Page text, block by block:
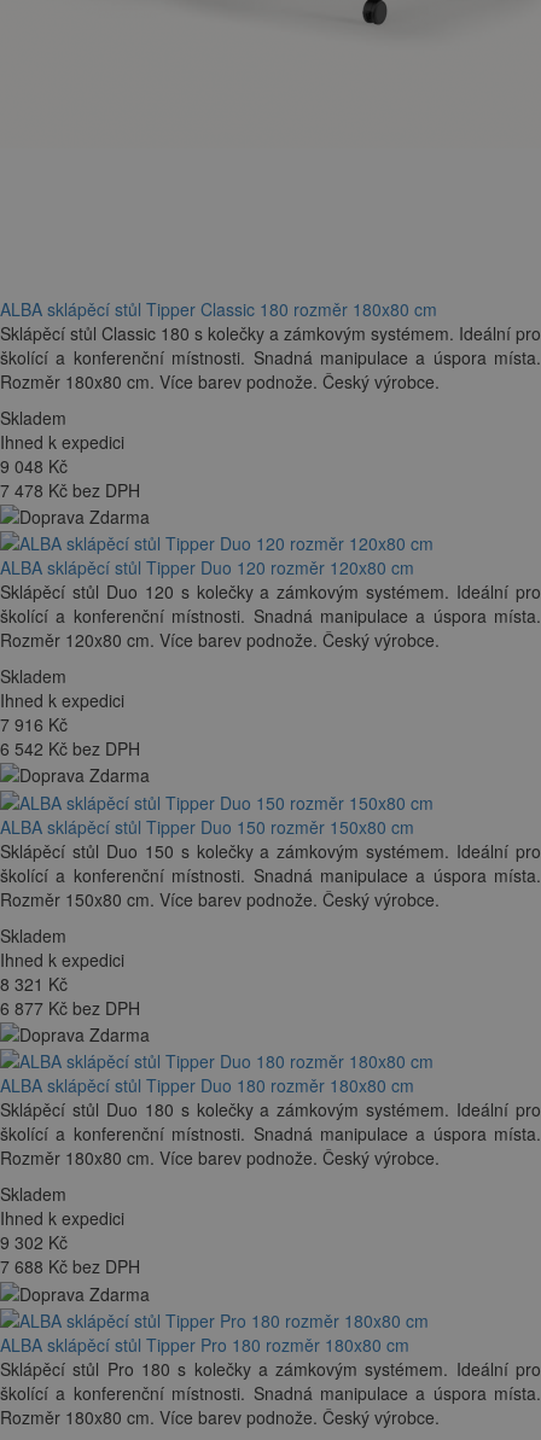
ALBA sklápěcí stůl Tipper Classic 180 rozměr 180x80 cm
Sklápěcí stůl Classic 180 s kolečky a zámkovým systémem. Ideální pro
školící a konferenční místnosti. Snadná manipulace a úspora místa.
Rozměr 180x80 cm. Více barev podnože. Český výrobce.
Skladem
Ihned k expedici
9 048 Kč
7 478 Kč bez DPH
ALBA sklápěcí stůl Tipper Duo 120 rozměr 120x80 cm
Sklápěcí stůl Duo 120 s kolečky a zámkovým systémem. Ideální pro
školící a konferenční místnosti. Snadná manipulace a úspora místa.
Rozměr 120x80 cm. Více barev podnože. Český výrobce.
Skladem
Ihned k expedici
7 916 Kč
6 542 Kč bez DPH
ALBA sklápěcí stůl Tipper Duo 150 rozměr 150x80 cm
Sklápěcí stůl Duo 150 s kolečky a zámkovým systémem. Ideální pro
školící a konferenční místnosti. Snadná manipulace a úspora místa.
Rozměr 150x80 cm. Více barev podnože. Český výrobce.
Skladem
Ihned k expedici
8 321 Kč
6 877 Kč bez DPH
ALBA sklápěcí stůl Tipper Duo 180 rozměr 180x80 cm
Sklápěcí stůl Duo 180 s kolečky a zámkovým systémem. Ideální pro
školící a konferenční místnosti. Snadná manipulace a úspora místa.
Rozměr 180x80 cm. Více barev podnože. Český výrobce.
Skladem
Ihned k expedici
9 302 Kč
7 688 Kč bez DPH
ALBA sklápěcí stůl Tipper Pro 180 rozměr 180x80 cm
Sklápěcí stůl Pro 180 s kolečky a zámkovým systémem. Ideální pro
školící a konferenční místnosti. Snadná manipulace a úspora místa.
Rozměr 180x80 cm. Více barev podnože. Český výrobce.